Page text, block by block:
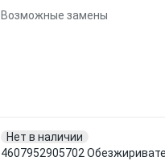
Возможные замены
Нет в наличии
4607952905702